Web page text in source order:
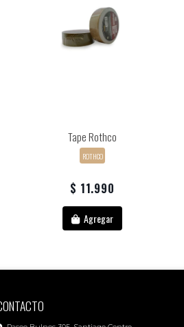
Tape Rothco
ROTHCO
$ 11.990
Agregar